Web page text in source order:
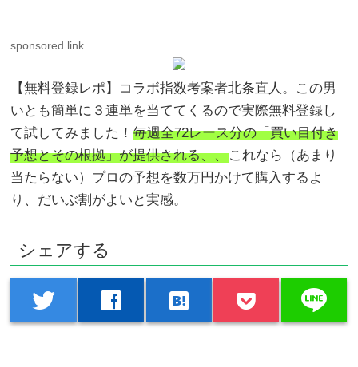
sponsored link
【無料登録レポ】コラボ指数考案者北条直人。この男
いとも簡単に３連単を当ててくるので実際無料登録し
て試してみました！毎週全72レース分の「買い目付き
予想とその根拠」が提供される、、これなら（あまり
当たらない）プロの予想を数万円かけて購入するよ
り、だいぶ割がよいと実感。
シェアする
twitter facebook hatenabookmark line